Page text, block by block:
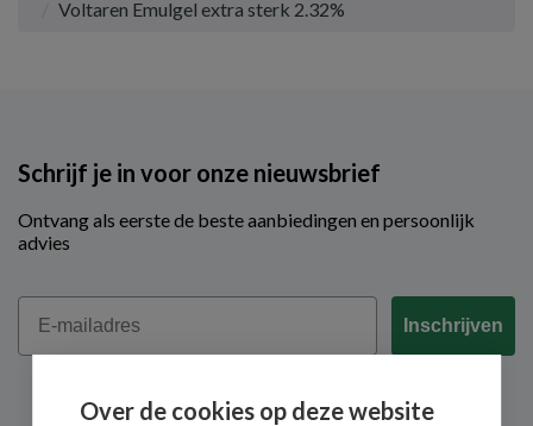
Voltaren Emulgel extra sterk 2.32%
Schrijf je in voor onze nieuwsbrief
Ontvang als eerste de beste aanbiedingen en persoonlijk
advies
Email
Inschrijven
Over de cookies op deze website